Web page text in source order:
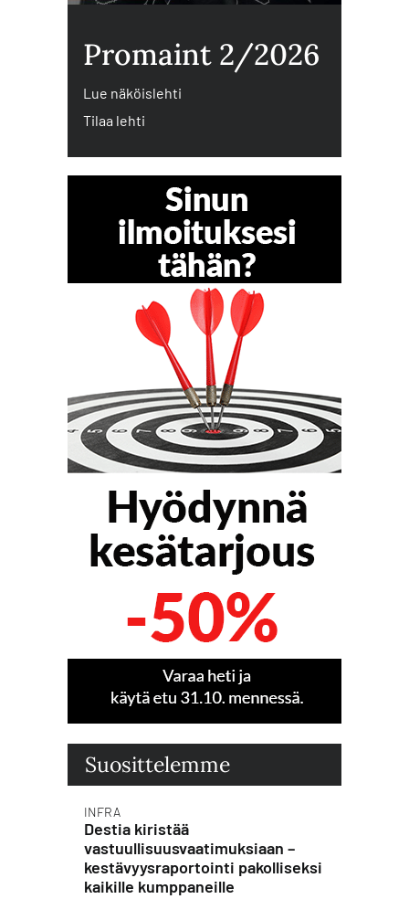
Promaint 2/2026
Lue näköislehti
Tilaa lehti
Suosittelemme
INFRA
Destia kiristää
vastuullisuusvaatimuksiaan –
kestävyysraportointi pakolliseksi
kaikille kumppaneille